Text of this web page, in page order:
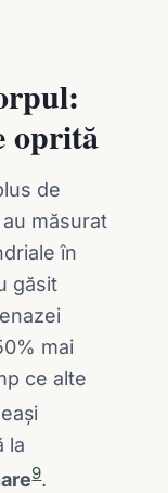
oprită
de
măsurat
în
găsit
mai
ce alte
la
9.